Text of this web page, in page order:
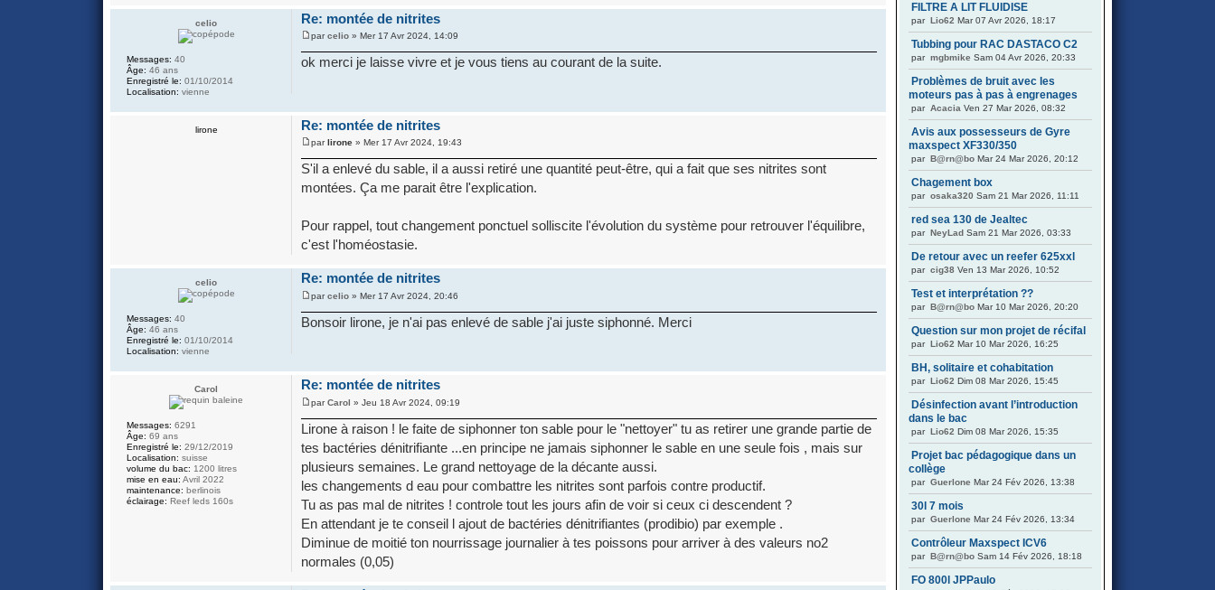
Re: montée de nitrites
parcelio » Mer 17 Avr 2024, 14:09
ok merci je laisse vivre et je vous tiens au courant de la suite.
celio
Messages: 40
Âge: 46 ans
Enregistré le: 01/10/2014
Localisation: vienne
Re: montée de nitrites
parlirone » Mer 17 Avr 2024, 19:43
S'il a enlevé du sable, il a aussi retiré une quantité peut-être, qui a fait que ses nitrites sont
montées. Ça me parait être l'explication.
Pour rappel, tout changement ponctuel solliscite l'évolution du système pour retrouver l'équilibre,
c'est l'homéostasie.
lirone
Re: montée de nitrites
parcelio » Mer 17 Avr 2024, 20:46
Bonsoir lirone, je n'ai pas enlevé de sable j'ai juste siphonné. Merci
celio
Messages: 40
Âge: 46 ans
Enregistré le: 01/10/2014
Localisation: vienne
Re: montée de nitrites
parCarol » Jeu 18 Avr 2024, 09:19
Lirone à raison ! le faite de siphonner ton sable pour le "nettoyer" tu as retirer une grande partie de
tes bactéries dénitrifiante ...en principe ne jamais siphonner le sable en une seule fois , mais sur
plusieurs semaines. Le grand nettoyage de la décante aussi.
les changements d eau pour combattre les nitrites sont parfois contre productif.
Tu as pas mal de nitrites ! controle tout les jours afin de voir si ceux ci descendent ?
En attendant je te conseil l ajout de bactéries dénitrifiantes (prodibio) par exemple .
Diminue de moitié ton nourrissage journalier à tes poissons pour arriver à des valeurs no2
normales (0,05)
Carol
Messages: 6291
Âge: 69 ans
Enregistré le: 29/12/2019
Localisation: suisse
volume du bac: 1200 litres
mise en eau: Avril 2022
maintenance: berlinois
éclairage: Reef leds 160s
FILTRE A LIT FLUIDISE
par Lio62 Mar 07 Avr 2026, 18:17
Tubbing pour RAC DASTACO C2
par mgbmike Sam 04 Avr 2026, 20:33
Problèmes de bruit avec les
moteurs pas à pas à engrenages
par Acacia Ven 27 Mar 2026, 08:32
Avis aux possesseurs de Gyre
maxspect XF330/350
par B@rn@bo Mar 24 Mar 2026, 20:12
Chagement box
par osaka320 Sam 21 Mar 2026, 11:11
red sea 130 de Jealtec
par NeyLad Sam 21 Mar 2026, 03:33
De retour avec un reefer 625xxl
par cig38 Ven 13 Mar 2026, 10:52
Test et interprétation ??
par B@rn@bo Mar 10 Mar 2026, 20:20
Question sur mon projet de récifal
par Lio62 Mar 10 Mar 2026, 16:25
BH, solitaire et cohabitation
par Lio62 Dim 08 Mar 2026, 15:45
Désinfection avant l’introduction
dans le bac
par Lio62 Dim 08 Mar 2026, 15:35
Projet bac pédagogique dans un
collège
par Guerlone Mar 24 Fév 2026, 13:38
30l 7 mois
par Guerlone Mar 24 Fév 2026, 13:34
Contrôleur Maxspect ICV6
par B@rn@bo Sam 14 Fév 2026, 18:18
FO 800l JPPaulo